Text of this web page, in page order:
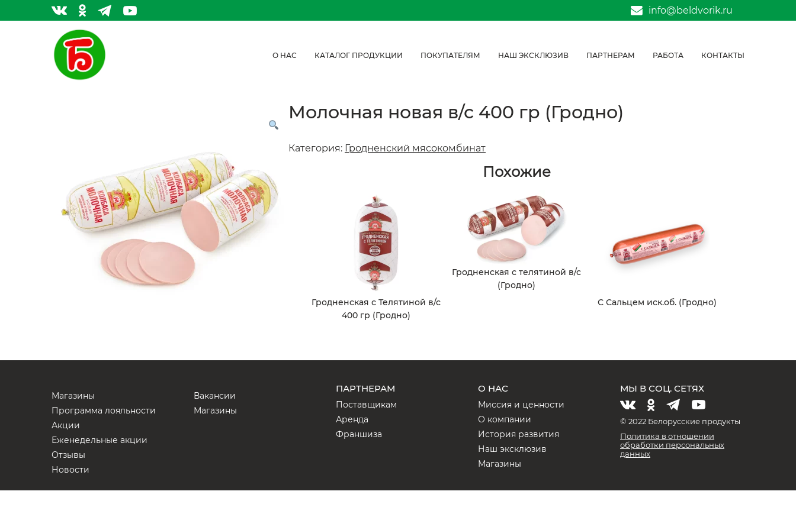
info@beldvorik.ru
О НАС КАТАЛОГ ПРОДУКЦИИ ПОКУПАТЕЛЯМ НАШ ЭКСКЛЮЗИВ ПАРТНЕРАМ РАБОТА КОНТАКТЫ
Молочная новая в/с 400 гр (Гродно)
Категория: Гродненский мясокомбинат
Похожие
Гродненская с Телятиной в/с
400 гр (Гродно)
Гродненская с телятиной в/с
(Гродно)
С Сальцем иск.об. (Гродно)
Магазины
Программа лояльности
Акции
Еженедельные акции
Отзывы
Новости
Вакансии
Магазины
ПАРТНЕРАМ
Поставщикам
Аренда
Франшиза
О НАС
Миссия и ценности
О компании
История развития
Наш эксклюзив
Магазины
МЫ В СОЦ. СЕТЯХ
© 2022 Белорусские продукты
Политика в отношении
обработки персональных
данных